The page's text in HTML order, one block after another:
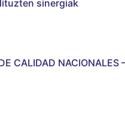
sinergiak
CALIDAD NACIONALES